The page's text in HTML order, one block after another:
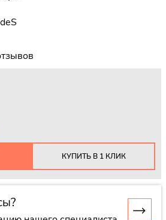
КУПИТЬ В 1 КЛИК